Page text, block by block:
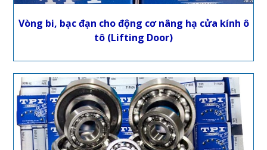
Vòng bi, bạc đạn cho động cơ nâng hạ cửa kính ô
tô (Lifting Door)